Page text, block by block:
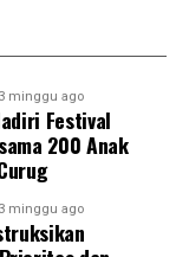
3 minggu ago
Festival
200 Anak
3 minggu ago